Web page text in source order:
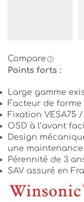
Compare
Points forts :
Large gamme
Facteur de forme
Fixation VESA75
OSD à l’avant
Design
une
Pérennité de 3
SAV assuré en